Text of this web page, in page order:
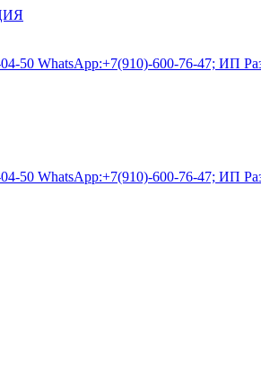
50 WhatsApp:+7(910)-600-76-47; ИП
50 WhatsApp:+7(910)-600-76-47; ИП